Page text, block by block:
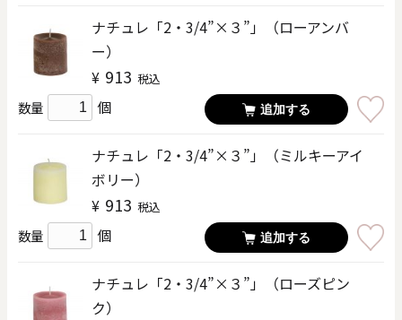
ナチュレ「2・3/4”×３”」（ローアンバ
ー）
¥ 913 税込
数量 個 追加する
ナチュレ「2・3/4”×３”」（ミルキーアイ
ボリー）
¥ 913 税込
数量 個 追加する
ナチュレ「2・3/4”×３”」（ローズピン
ク）